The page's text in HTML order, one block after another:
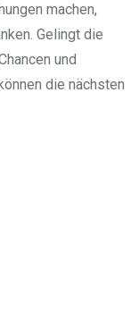
machen,
Gelingt die
und
die nächsten